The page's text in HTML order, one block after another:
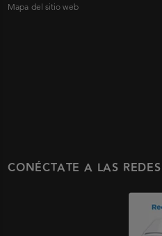
Mapa del sitio web
CONÉCTATE A LAS REDES